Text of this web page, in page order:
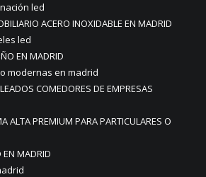
led
ACERO INOXIDABLE EN MADRID
led
EN MADRID
modernas en madrid
COMEDORES DE EMPRESAS
ALTA PREMIUM PARA PARTICULARES O
EN MADRID